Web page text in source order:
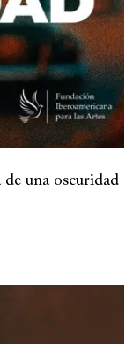
una oscuridad